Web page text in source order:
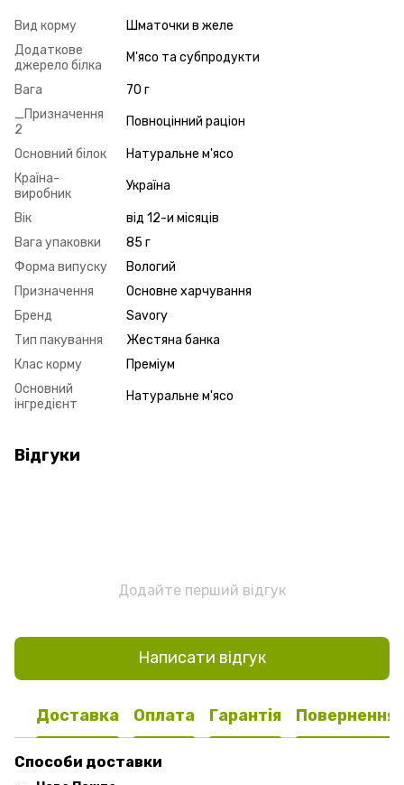
Вид корму
Шматочки в желе
Додаткове
джерело білка
М'ясо та субпродукти
Вага
70 г
_Призначення
2
Повноцінний раціон
Основний білок
Натуральне м'ясо
Країна-
виробник
Україна
Вік
від 12-и місяців
Вага упаковки
85 г
Форма випуску
Вологий
Призначення
Основне харчування
Бренд
Savory
Тип пакування
Жестяна банка
Клас корму
Преміум
Основний
інгредієнт
Натуральне м'ясо
Відгуки
Додайте перший відгук
Написати відгук
Доставка Оплата Гарантія Повернення
Способи доставки